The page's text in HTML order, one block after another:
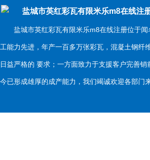
盐城市英红彩瓦有限米乐m8在线注
盐城市英红彩瓦有限米乐m8在线注册位于闻
工能力先进，年产一百多万张彩瓦，混凝土钢
日益严格的 要求；一方面致力于支援客户完善
今已形成雄厚的成产能力，我们竭诚欢迎各部